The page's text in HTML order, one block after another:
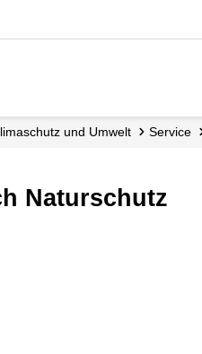
und Umwelt Service
Naturschutz